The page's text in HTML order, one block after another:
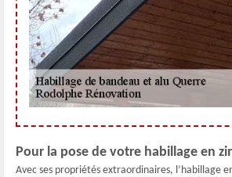
Pour la pose de votre habillage en
Avec ses propriétés extraordinaires, l’habillage